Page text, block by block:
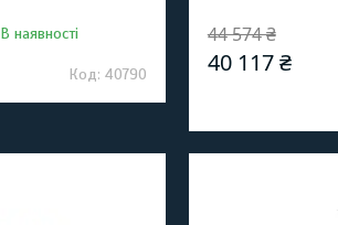
В наявності
40790
44 574 ₴
40 117 ₴